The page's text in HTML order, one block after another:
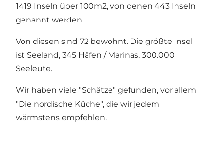
1419 Inseln über 100m2, von denen 443 Inseln
genannt werden.
Von diesen sind 72 bewohnt. Die größte Insel
ist Seeland, 345 Häfen / Marinas, 300.000
Seeleute.
Wir haben viele "Schätze" gefunden, vor allem
"Die nordische Küche", die wir jedem
wärmstens empfehlen.